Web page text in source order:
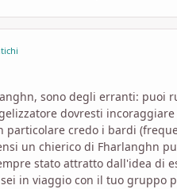
sono degli erranti: puoi
dovresti
credo i bardi
un chierico di Fharlanghn
stato attratto dall'idea di
in viaggio con il tuo gruppo